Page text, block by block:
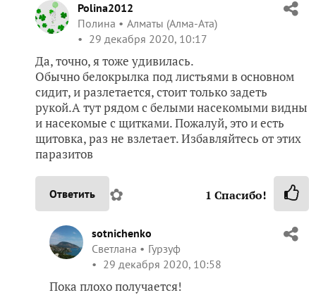
Polina2012
Полина
Алматы (Алма-Ата)
29 декабря 2020, 10:17
Да, точно, я тоже удивилась.
Обычно белокрылка под листьями в основном
сидит, и разлетается, стоит только задеть
рукой.А тут рядом с белыми насекомыми видны
и насекомые с щитками. Пожалуй, это и есть
щитовка, раз не взлетает. Избавляйтесь от этих
паразитов
Ответить ✿ 1 Спасибо!
sotnichenko
Светлана
Гурзуф
29 декабря 2020, 10:58
Пока плохо получается!